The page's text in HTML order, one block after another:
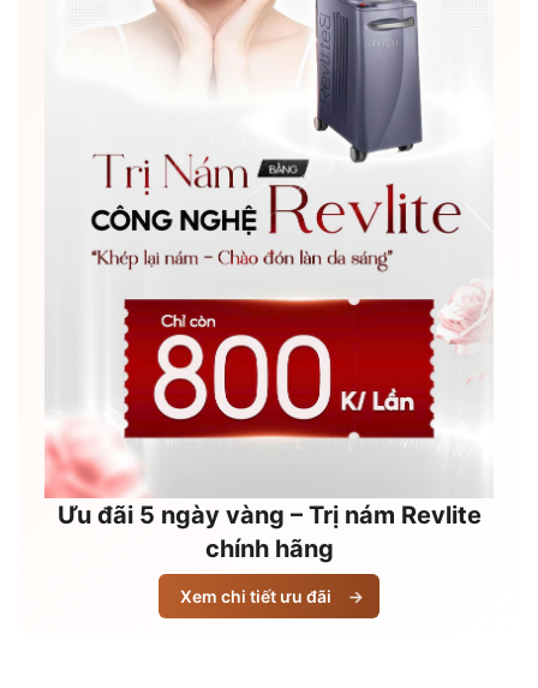
Ưu đãi 5 ngày vàng – Trị nám Revlite
chính hãng
Xem chi tiết ưu đãi →